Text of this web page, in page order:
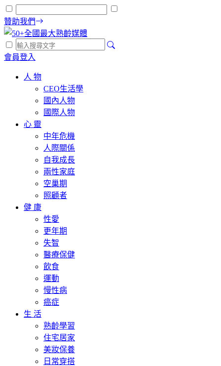
贊助我們
會員登入
人 物
CEO生活學
國內人物
國際人物
心 靈
中年危機
人際關係
自我成長
兩性家庭
空巢期
照顧者
健 康
性愛
更年期
失智
醫療保健
飲食
運動
慢性病
癌症
生 活
熟齡學習
住宅居家
美妝保養
日常穿搭